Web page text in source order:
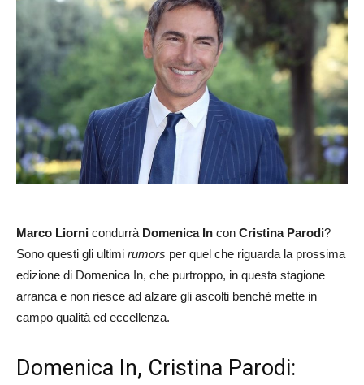
Marco Liorni condurrà Domenica In con Cristina Parodi?
Sono questi gli ultimi rumors per quel che riguarda la prossima
edizione di Domenica In, che purtroppo, in questa stagione
arranca e non riesce ad alzare gli ascolti benchè mette in
campo qualità ed eccellenza.
Domenica In, Cristina Parodi: